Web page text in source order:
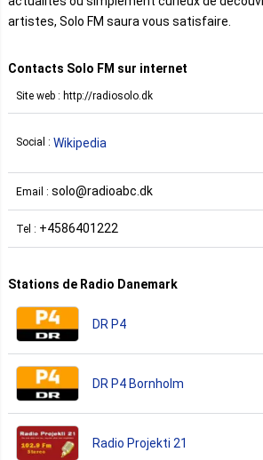
artistes, Solo FM saura vous satisfaire.
Contacts Solo FM sur internet
Site web : http://radiosolo.dk
Social : Wikipedia
Email : solo@radioabc.dk
Tel : +4586401222
Stations de Radio Danemark
DR P4
DR P4 Bornholm
Radio Projekti 21